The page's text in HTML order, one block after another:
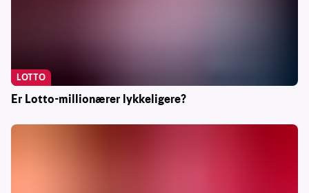
Er Lotto-millionærer lykkeligere?
LOTTO